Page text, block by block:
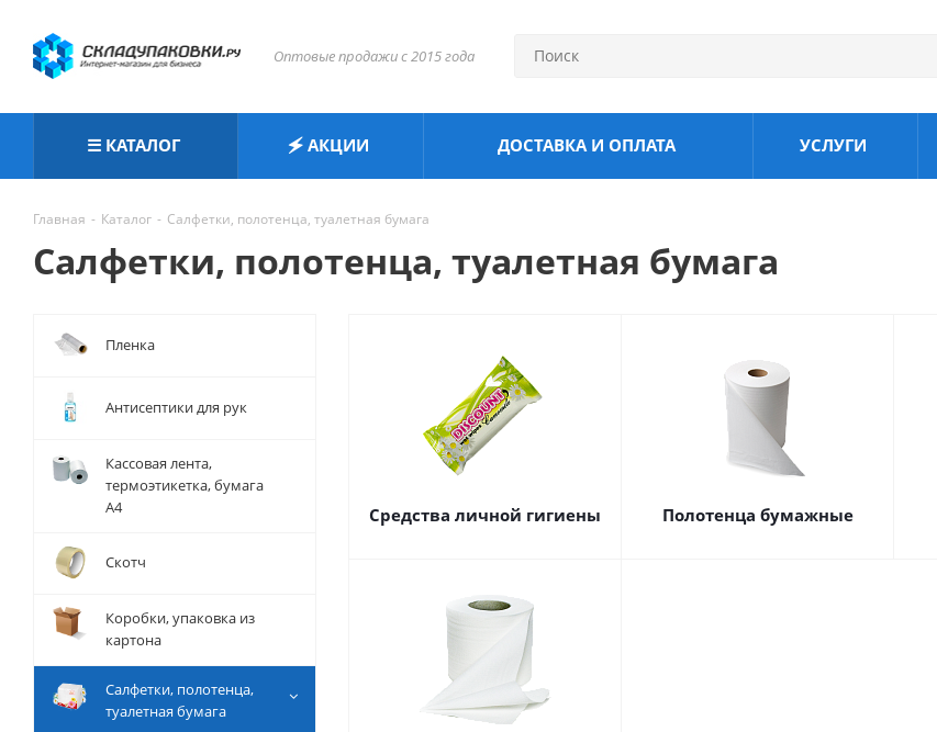
Оптовые продажи с 2015 года
☰ КАТАЛОГ 🗲 АКЦИИ ДОСТАВКА И ОПЛАТА УСЛУГИ
Главная - Каталог - Салфетки, полотенца, туалетная бумага
Салфетки, полотенца, туалетная бумага
Средства личной гигиены Полотенца бумажные
Пленка
Антисептики для рук
Кассовая лента,
термоэтикетка, бумага
А4
Скотч
Коробки, упаковка из
картона
Салфетки, полотенца,
туалетная бумага